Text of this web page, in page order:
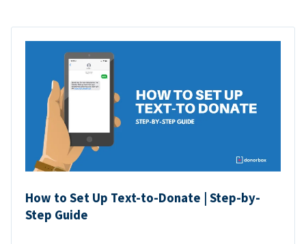
How to Set Up Text-to-Donate | Step-by-
Step Guide